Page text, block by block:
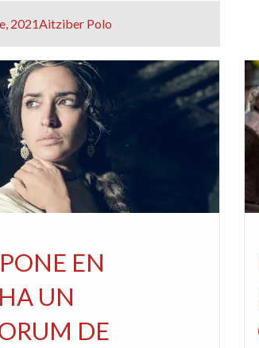
2021Aitziber Polo
EN
UN
DE